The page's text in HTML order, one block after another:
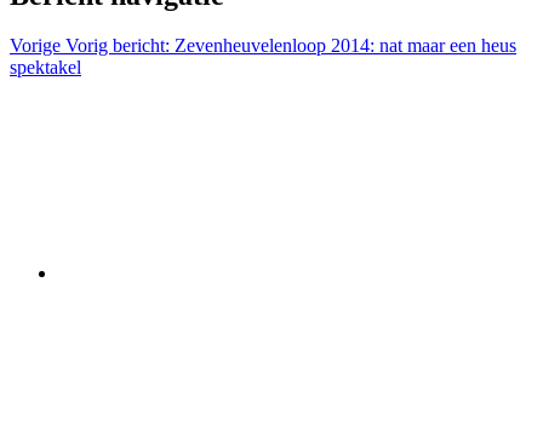
Vorige Vorig bericht: Zevenheuvelenloop 2014: nat maar een heus
spektakel